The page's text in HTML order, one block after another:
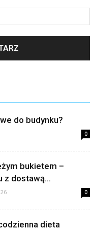
do budynku?
0
bukietem –
z dostawą...
0
dieta